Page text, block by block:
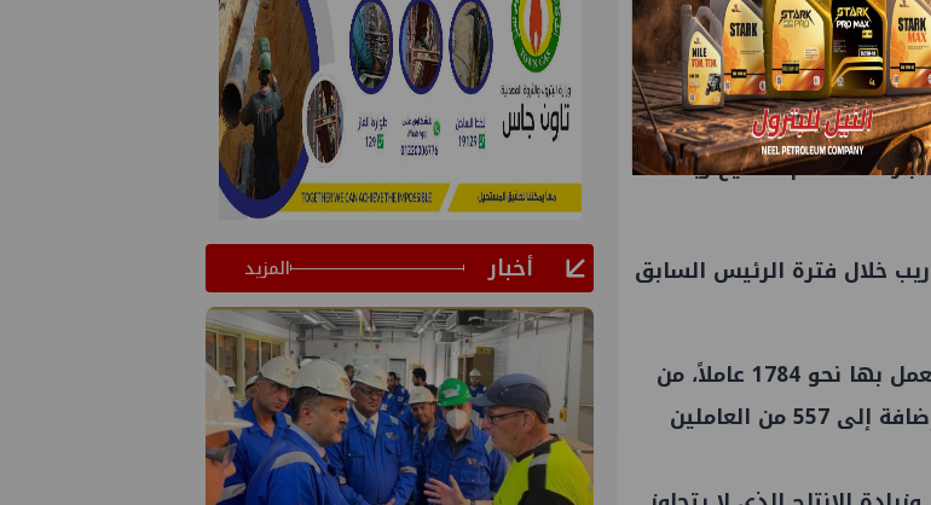
بالعاملين.
المسح السيزمي الرباعي
مواقع آبار جديدة.
أحد أهم مفاتيح زيادة
خلال فترة الرئيس السابق
الزيارة اعتُبرت مرحلة مفصلية لإنقاذ شركة كبرى يعمل بها نحو 1784 عاملاً، من
بينهم 935 من شركة أَبِيسكو، و292 عاملاً مؤقتاً، إضافة إلى 557 من العاملين
أخبار المزيد